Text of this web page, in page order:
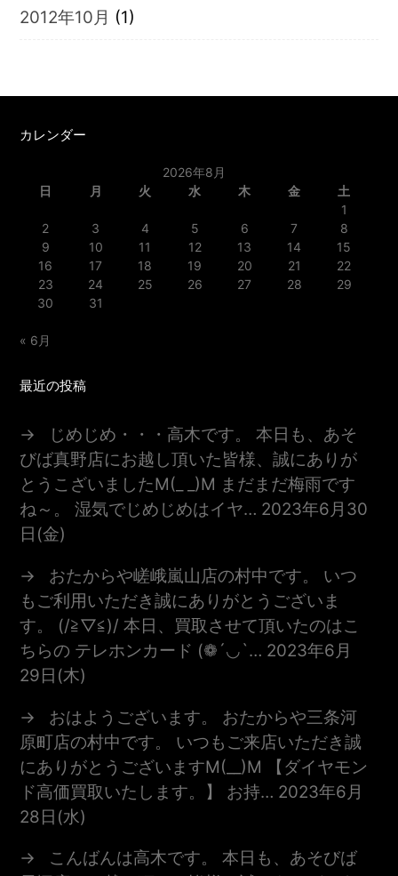
2012年10月 (1)
カレンダー
2026年8月
日
月 火 水 木 金
土
1
2
3 4 5 6 7
8
9
10 11 12 13 14
15
16
17 18 19 20 21
22
23
24 25 26 27 28
29
30
31
« 6月
最近の投稿
じめじめ・・・高木です。 本日も、あそ
びば真野店にお越し頂いた皆様、誠にありが
とうこざいましたm(_ _)m まだまだ梅雨です
ね～。 湿気でじめじめはイヤ… 2023年6月30
日(金)
おたからや嵯峨嵐山店の村中です。 いつ
もご利用いただき誠にありがとうございま
す。 (/≧▽≦)/ 本日、買取させて頂いたのはこ
ちらの テレホンカード (❁´◡`… 2023年6月
29日(木)
おはようございます。 おたからや三条河
原町店の村中です。 いつもご来店いただき誠
にありがとうございますm(__)m 【ダイヤモン
ド高価買取いたします。】 お持… 2023年6月
28日(水)
こんばんは高木です。 本日も、あそびば